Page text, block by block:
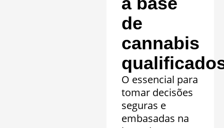
de
cannabis
O essencial para
tomar decisões
seguras e
embasadas na